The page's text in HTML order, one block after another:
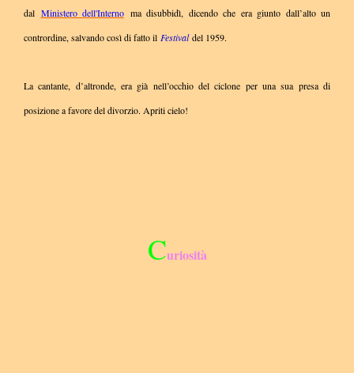
dal Ministero dell'Interno ma disubbidì, dicendo che era giunto dall’alto un
contrordine, salvando così di fatto il Festivaldel 1959.
La cantante, d’altronde, era già nell’occhio del ciclone per una sua presa di
posizione a favore del divorzio. Apriti cielo!
Curiosità